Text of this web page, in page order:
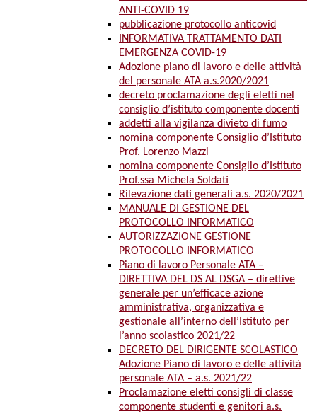
ANTI-COVID 19
pubblicazione protocollo anticovid
INFORMATIVA TRATTAMENTO DATI
EMERGENZA COVID-19
Adozione piano di lavoro e delle attività
del personale ATA a.s.2020/2021
decreto proclamazione degli eletti nel
consiglio d’istituto componente docenti
addetti alla vigilanza divieto di fumo
nomina componente Consiglio d’Istituto
Prof. Lorenzo Mazzi
nomina componente Consiglio d’Istituto
Prof.ssa Michela Soldati
Rilevazione dati generali a.s. 2020/2021
MANUALE DI GESTIONE DEL
PROTOCOLLO INFORMATICO
AUTORIZZAZIONE GESTIONE
PROTOCOLLO INFORMATICO
Piano di lavoro Personale ATA –
DIRETTIVA DEL DS AL DSGA – direttive
generale per un’efficace azione
amministrativa, organizzativa e
gestionale all’interno dell’Istituto per
l’anno scolastico 2021/22
DECRETO DEL DIRIGENTE SCOLASTICO
Adozione Piano di lavoro e delle attività
personale ATA – a.s. 2021/22
Proclamazione eletti consigli di classe
componente studenti e genitori a.s.